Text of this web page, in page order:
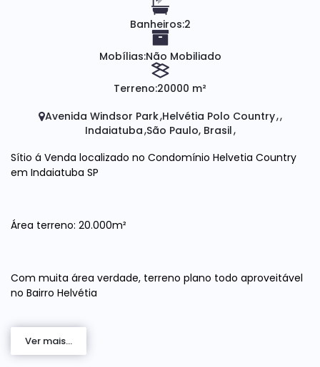
Banheiros:2
Mobílias:Não Mobiliado
Terreno:20000 m²
Avenida Windsor Park Helvétia Polo Country
Indaiatuba São Paulo, Brasil
Sítio á Venda localizado no Condomínio Helvetia Country
em Indaiatuba SP
Área terreno: 20.000m²
Com muita área verdade, terreno plano todo aproveitável
no Bairro Helvétia
Pode ser modificado para área urbana
Ver mais...